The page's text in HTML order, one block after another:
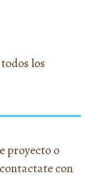
los
proyecto o
con